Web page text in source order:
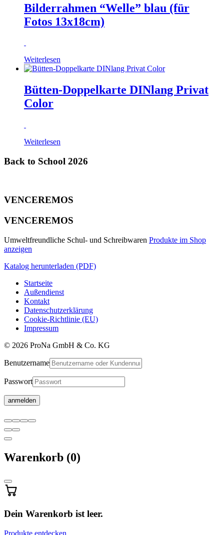
Bilderrahmen “Welle” blau (für
Fotos 13x18cm)
Weiterlesen
Bütten-Doppelkarte DINlang Privat
Color
Weiterlesen
Back to School 2026
VENCEREMOS
VENCEREMOS
Umweltfreundliche Schul- und Schreibwaren Produkte im Shop
anzeigen
Katalog herunterladen (PDF)
Startseite
Außendienst
Kontakt
Datenschutzerklärung
Cookie-Richtlinie (EU)
Impressum
© 2026 ProNa GmbH & Co. KG
Benutzername
Passwort
Warenkorb
wird
…
Warenkorb (0)
Dein Warenkorb ist leer.